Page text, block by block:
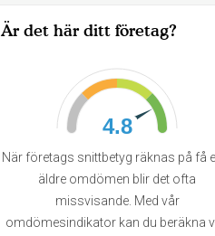
Är det här ditt företag?
4.8
När företags snittbetyg räknas på få
äldre omdömen blir det ofta
missvisande. Med vår
omdömesindikator kan du beräkna